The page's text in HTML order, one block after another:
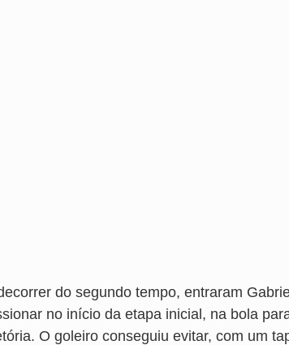
do segundo tempo, entraram
no início da etapa inicial, na bola
O goleiro conseguiu evitar, com um